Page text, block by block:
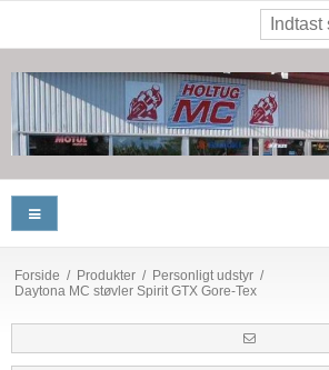
Forside / Produkter / Personligt udstyr /
Daytona MC støvler Spirit GTX Gore-Tex